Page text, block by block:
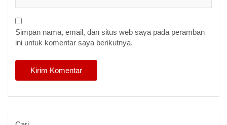
Simpan nama, email, dan situs web saya pada peramban
ini untuk komentar saya berikutnya.